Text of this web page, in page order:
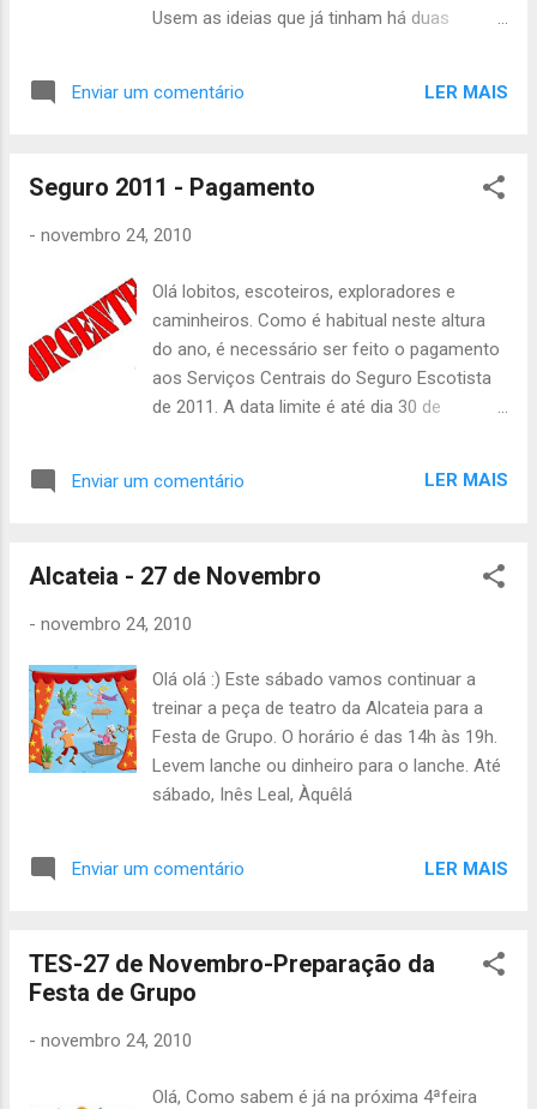
Usem as ideias que já tinham há duas
esqueçam de falar com os vossos pais
pagamento: 1ª Modalidade: Pagamento total
Modalidade: 1ª Prestação até 5 de Janeiro
2011: 55€ 3ª Modalidade: Pagamento total
João Júlio
Enviar um comentário LER MAIS
Seguro 2011 - Pagamento
- novembro 24, 2010
Olá lobitos, escoteiros, exploradores e
caminheiros. Como é habitual neste altura
do ano, é necessário ser feito o pagamento
aos Serviços Centrais do Seguro Escotista
de 2011. A data limite é até dia 30 de
façam com a máxima urgência. A Chefia do
Enviar um comentário LER MAIS
Alcateia - 27 de Novembro
- novembro 24, 2010
Olá olá :) Este sábado vamos continuar a
treinar a peça de teatro da Alcateia para a
Festa de Grupo. O horário é das 14h às 19h.
Levem lanche ou dinheiro para o lanche. Até
sábado, Inês Leal, Àquêlá
Enviar um comentário LER MAIS
TES-27 de Novembro-Preparação da
Festa de Grupo
- novembro 24, 2010
Olá, Como sabem é já na próxima 4ªfeira